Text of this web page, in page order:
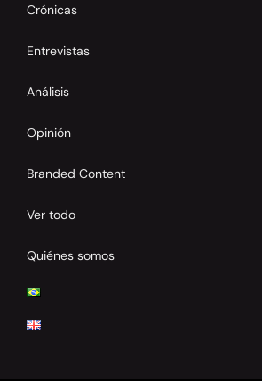
Crónicas
Entrevistas
Análisis
Opinión
Branded Content
Ver todo
Quiénes somos